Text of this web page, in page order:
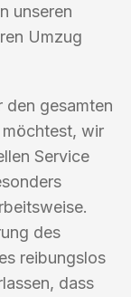
unseren
Umzug
den gesamten
möchtest, wir
Service
des
reibungslos
dass